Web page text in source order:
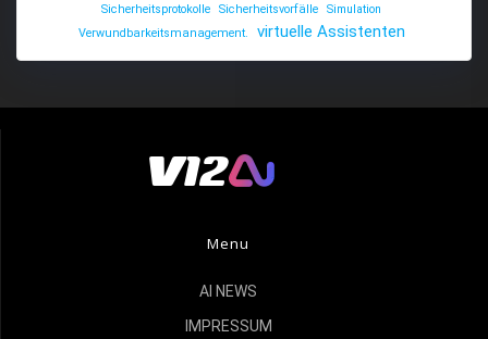
Sicherheitsprotokolle
Sicherheitsvorfälle
Simulation
Verwundbarkeitsmanagement.
virtuelle Assistenten
Menu
AI NEWS
IMPRESSUM